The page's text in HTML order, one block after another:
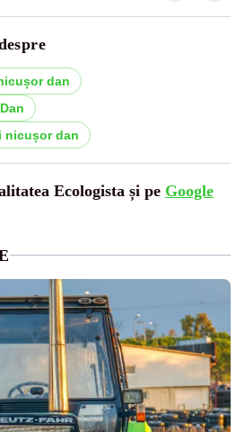
dan
nicușor dan
Ecologista și pe Google